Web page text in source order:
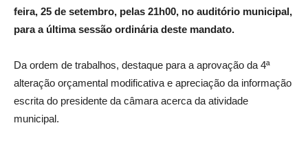
feira, 25 de setembro, pelas 21h00, no auditório municipal,
para a última sessão ordinária deste mandato.
Da ordem de trabalhos, destaque para a aprovação da 4ª
alteração orçamental modificativa e apreciação da informação
escrita do presidente da câmara acerca da atividade
municipal.